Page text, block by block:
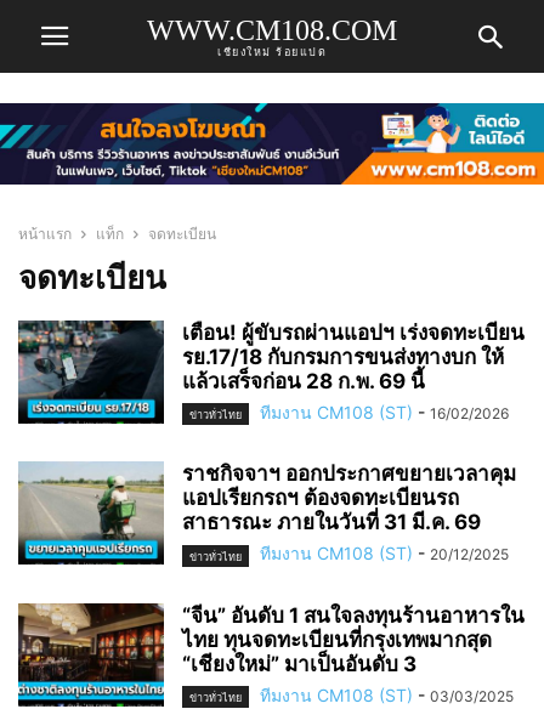
WWW.CM108.COM
เชียงใหม่ ร้อยแปด
หน้าแรก แท็ก จดทะเบียน
จดทะเบียน
เตือน! ผู้ขับรถผ่านแอปฯ เร่งจดทะเบียน
รย.17/18 กับกรมการขนส่งทางบก ให้
แล้วเสร็จก่อน 28 ก.พ. 69 นี้
ข่าวทั่วไทย ทีมงาน CM108 (ST) - 16/02/2026
ราชกิจจาฯ ออกประกาศขยายเวลาคุม
แอปเรียกรถฯ ต้องจดทะเบียนรถ
สาธารณะ ภายในวันที่ 31 มี.ค. 69
ข่าวทั่วไทย ทีมงาน CM108 (ST) - 20/12/2025
“จีน” อันดับ 1 สนใจลงทุนร้านอาหารใน
ไทย ทุนจดทะเบียนที่กรุงเทพมากสุด
“เชียงใหม่” มาเป็นอันดับ 3
ข่าวทั่วไทย ทีมงาน CM108 (ST) - 03/03/2025